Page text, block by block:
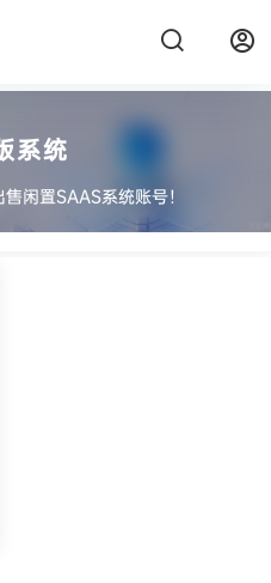
系统
闲置SAAS系统账号！